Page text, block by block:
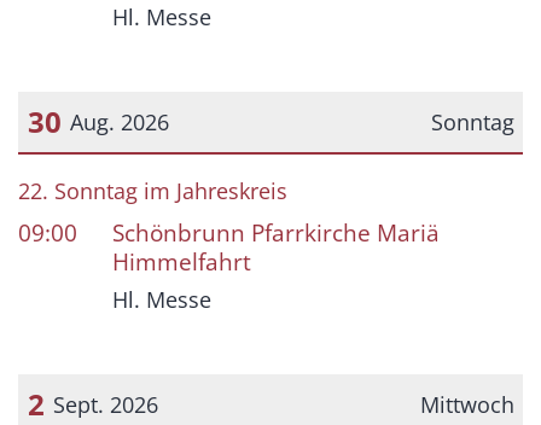
Hl. Messe
Sonntag
30 Aug. 2026
Datum: 30. August 2026
22. Sonntag im Jahreskreis
09:00
Schönbrunn Pfarrkirche Mariä
Himmelfahrt
Hl. Messe
Mittwoch
2 Sept. 2026